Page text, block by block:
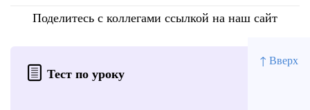
↑ Вверх
Поделитесь с коллегами ссылкой на наш сайт
Тест по уроку